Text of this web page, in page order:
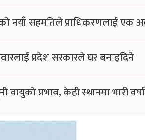
नयाँ सहमतिले प्राधिकरणलाई एक
प्रदेश सरकारले घर बनाइदिने
प्रभाव, केही स्थानमा भारी